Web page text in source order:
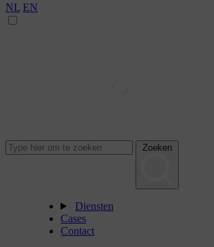
NL EN
Zoeken
Diensten
Cases
Contact